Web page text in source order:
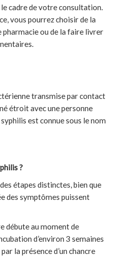
cadre de votre consultation.
vous pourrez choisir de la
pharmacie ou de la faire livrer
transmise par contact
étroit avec une personne
est connue sous le nom
?
étapes distinctes, bien que
des symptômes puissent
débute au moment de
d’environ 3 semaines
la présence d’un chancre